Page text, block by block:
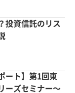
投資信託のリス
ート】第1回東
ーズセミナー～